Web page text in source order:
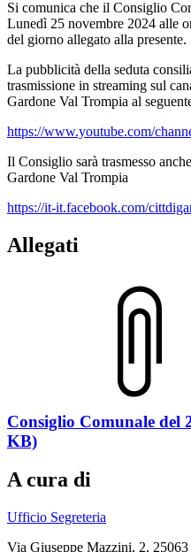
Si comunica che il Consiglio
Lunedì 25 novembre 2024 alle
del giorno allegato alla presente.
La pubblicità della seduta
trasmissione in streaming sul
Gardone Val Trompia al
https://www.youtube.com/
Il Consiglio sarà trasmesso
Gardone Val Trompia
https://it-it.facebook.com/
Allegati
Consiglio Comunale del
KB)
A cura di
Ufficio Segreteria
Via Giuseppe Mazzini, 2,